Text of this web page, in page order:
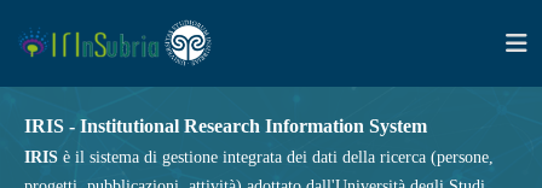
IRIS - Institutional Research Information System
IRIS è il sistema di gestione integrata dei dati della ricerca (persone,